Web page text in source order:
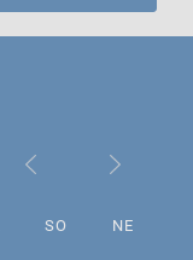
SO NE